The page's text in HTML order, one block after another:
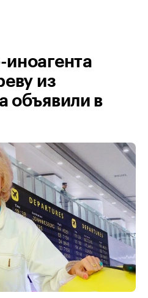
из
объявили в